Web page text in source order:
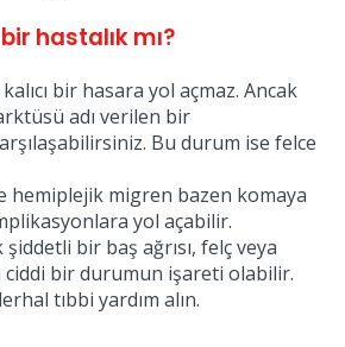
hastalık mı?
bir hasara yol açmaz. Ancak
adı verilen bir
Bu durum ise felce
hemiplejik migren bazen komaya
yol açabilir.
bir baş ağrısı, felç veya
bir durumun işareti olabilir.
tıbbi yardım alın.